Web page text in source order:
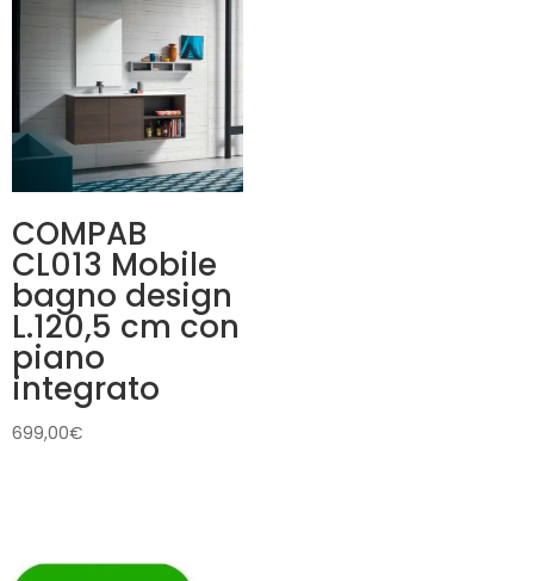
COMPAB
CL013 Mobile
bagno design
L.120,5 cm con
piano
integrato
699,00€